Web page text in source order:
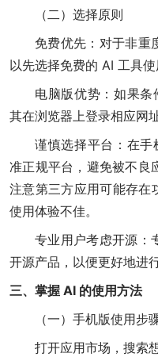
（二）选择原则
免费优先：对于非重
以先选择免费的 AI 工具使
电脑版优势：如果条
其在浏览器上登录相应网
谨慎选择平台：在手
准正规平台，避免被不良
注意第三方应用可能存在
使用体验不佳。
专业用户考虑开源：
开源产品，以便更好地进
三、掌握 AI 的使用方法
（一）手机版使用步
打开应用市场，搜索